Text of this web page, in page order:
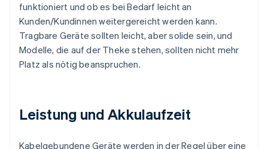
funktioniert und ob es bei Bedarf leicht an
Kunden/Kundinnen weitergereicht werden kann.
Tragbare Geräte sollten leicht, aber solide sein, und
Modelle, die auf der Theke stehen, sollten nicht mehr
Platz als nötig beanspruchen.
Leistung und Akkulaufzeit
Kabelgebundene Geräte werden in der Regel über eine